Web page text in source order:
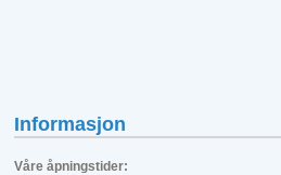
Informasjon
Våre åpningstider: